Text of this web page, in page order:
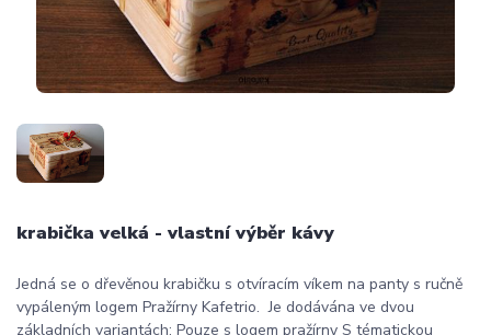
krabička velká - vlastní výběr kávy
Jedná se o dřevěnou krabičku s otvíracím víkem na panty s ručně
vypáleným logem Pražírny Kafetrio. Je dodávána ve dvou
základních variantách: Pouze s logem pražírny S tématickou